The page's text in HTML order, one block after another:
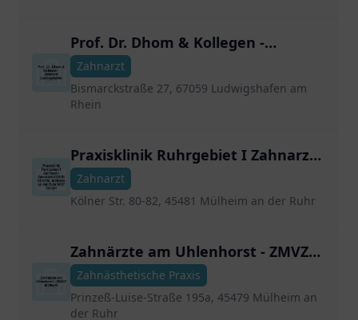
Prof. Dr. Dhom & Kollegen -
Zahnarzt Ludwigshafen
Zahnarzt
Bismarckstraße 27, 67059 Ludwigshafen am
Rhein
Praxisklinik Ruhrgebiet I Zahnarzt
| Zahnklinik | DEIN DENTAL
Mülheim an der Ruhr MVZ GmbH
Zahnarzt
Kölner Str. 80-82, 45481 Mülheim an der Ruhr
Zahnärzte am Uhlenhorst - ZMVZ
Mülheim
Zahnästhetische Praxis
Prinzeß-Luise-Straße 195a, 45479 Mülheim an
der Ruhr